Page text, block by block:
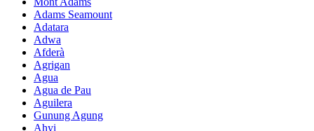
Adams Seamount
Adatara
Adwa
Afderà
Agrigan
Agua
Agua de Pau
Aguilera
Gunung Agung
Ahyi